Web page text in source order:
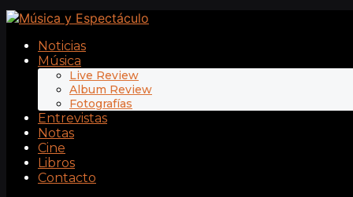
Noticias
Música
Live Review
Album Review
Fotografías
Entrevistas
Notas
Cine
Libros
Contacto